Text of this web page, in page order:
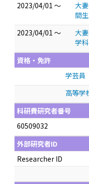
2023/04/01 ～
大
間
2023/04/01 ～
大
学
資格・免許
学芸員
高等学
科研費研究者番号
60509032
外部研究者ID
Researcher ID